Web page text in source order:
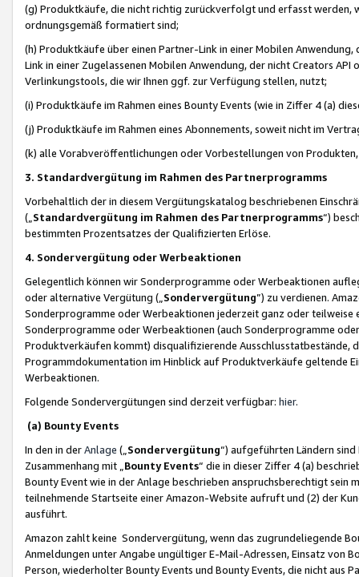
(g) Produktkäufe, die nicht richtig zurückverfolgt und erfasst werden,
ordnungsgemäß formatiert sind;
(h) Produktkäufe über einen Partner-Link in einer Mobilen
Link in einer Zugelassenen Mobilen Anwendung, der nicht Creators
Verlinkungstools, die wir Ihnen ggf. zur Verfügung stellen, nutzt;
(i) Produktkäufe im Rahmen eines Bounty Events (wie in Ziffer 4 (a)
(j) Produktkäufe im Rahmen eines Abonnements, soweit nicht im
(k) alle Vorabveröffentlichungen oder Vorbestellungen von
3. Standardvergütung im Rahmen des Partnerprogramms
Vorbehaltlich der in diesem Vergütungskatalog beschriebenen
(„ Standardvergütung im Rahmen des Partnerprogramms“)
bestimmten Prozentsatzes der Qualifizierten Erlöse.
4. Sondervergütung oder Werbeaktionen
Gelegentlich können wir Sonderprogramme oder Werbeaktionen
oder alternative Vergütung („ Sondervergütung”) zu verdienen.
Sonderprogramme oder Werbeaktionen jederzeit ganz oder
Sonderprogramme oder Werbeaktionen (auch Sonderprogramme
Produktverkäufen kommt) disqualifizierende Ausschlusstatbestände,
Programmdokumentation im Hinblick auf Produktverkäufe geltende
Werbeaktionen.
Folgende Sondervergütungen sind derzeit verfügbar: hier.
(a) Bounty Events
In den in derAnlage („ Sondervergütung“) aufgeführten Ländern
Zusammenhang mit „ Bounty Events“ die in dieser Ziffer 4 (a)
Bounty Event wie in der Anlage beschrieben anspruchsberechtigt sein
teilnehmende Startseite einer Amazon-Website aufruft und (2) der
ausführt.
Amazon zahlt keine Sondervergütung, wenn das zugrundeliegende
Anmeldungen unter Angabe ungültiger E-Mail-Adressen, Einsatz von
Person, wiederholter Bounty Events und Bounty Events, die nicht